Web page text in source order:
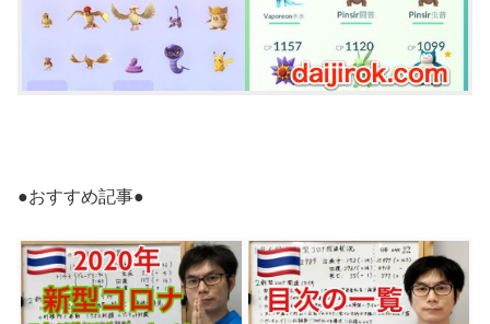
●おすすめ記事●